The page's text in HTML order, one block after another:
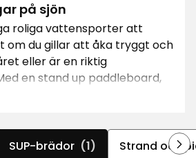
på sjön
roliga vattensporter att
om du gillar att åka tryggt och
eller är en riktig
en stand up paddleboard,
du njuta av härliga
och enkla att både
På Rusta hittar du
SUP-brädor (1) Strand och